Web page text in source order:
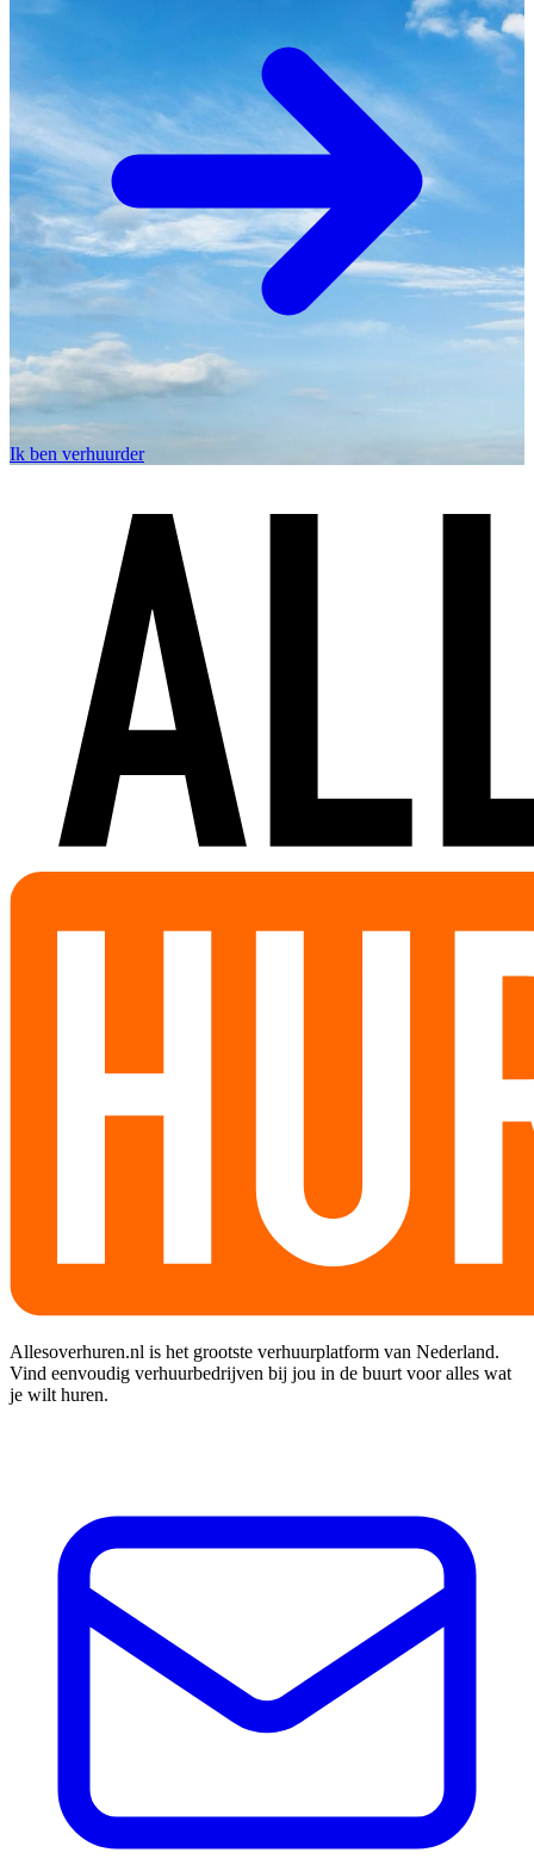
Ik ben verhuurder
Allesoverhuren.nl is het grootste verhuurplatform van Nederland.
Vind eenvoudig verhuurbedrijven bij jou in de buurt voor alles wat
je wilt huren.